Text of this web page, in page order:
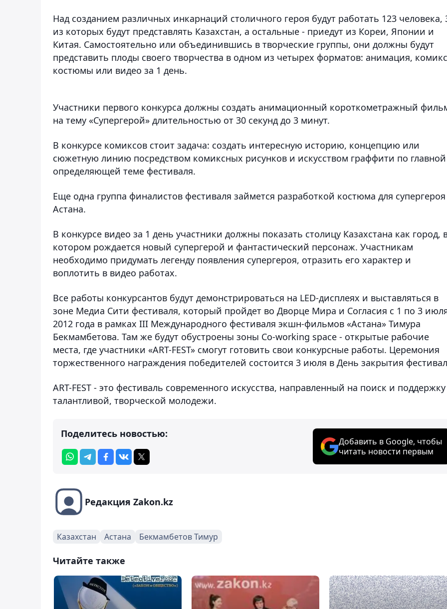
Над созданием различных инкарнаций столичного героя будут работать 123 человека,
из которых будут представлять Казахстан, а остальные - приедут из Кореи, Японии и
Китая. Самостоятельно или объединившись в творческие группы, они должны будут
представить плоды своего творчества в одном из четырех форматов: анимация,
костюмы или видео за 1 день.
Участники первого конкурса должны создать анимационный короткометражный
на тему «Супергерой» длительностью от 30 секунд до 3 минут.
В конкурсе комиксов стоит задача: создать интересную историю, концепцию или
сюжетную линию посредством комиксных рисунков и искусством граффити по главной
определяющей теме фестиваля.
Еще одна группа финалистов фестиваля займется разработкой костюма для супергероя
Астана.
В конкурсе видео за 1 день участники должны показать столицу Казахстана как город,
котором рождается новый супергерой и фантастический персонаж. Участникам
необходимо придумать легенду появления супергероя, отразить его характер и
воплотить в видео работах.
Все работы конкурсантов будут демонстрироваться на LED-дисплеях и выставляться в
зоне Медиа Сити фестиваля, который пройдет во Дворце Мира и Согласия с 1 по 3
2012 года в рамках III Международного фестиваля экшн-фильмов «Астана» Тимура
Бекмамбетова. Там же будут обустроены зоны Сo-working space - открытые рабочие
места, где участники «ART-FEST» смогут готовить свои конкурсные работы. Церемония
торжественного награждения победителей состоится 3 июля в День закрытия
ART-FEST - это фестиваль современного искусства, направленный на поиск и поддержку
талантливой, творческой молодежи.
Поделитесь новостью:
Добавить в Google, чтобы
читать новости первым
Редакция Zakon.kz
Казахстан Астана Бекмамбетов Тимур
Читайте также